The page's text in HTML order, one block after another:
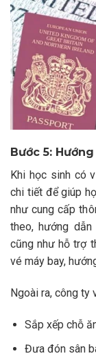
Bước 5:
Khi học sinh có
chi tiết để giúp
như cung cấp
theo, hướng
cũng như hỗ trợ
vé máy bay,
Ngoài ra, công ty
Sắp xếp chỗ
Đưa đón sân